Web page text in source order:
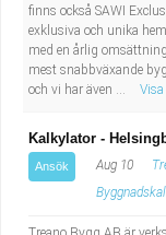
finns också SAWI
exklusiva och unika
med en årlig
mest snabbväxande
och vi har även ...
Kalkylator -
Ansök Aug 10